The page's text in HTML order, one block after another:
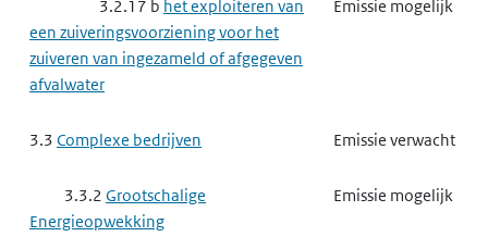
3.2.17 b het exploiteren van
een zuiveringsvoorziening voor het
zuiveren van ingezameld of afgegeven
afvalwater
Emissie mogelijk
3.3 Complexe bedrijven Emissie verwacht
3.3.2 Grootschalige
Energieopwekking
Emissie mogelijk